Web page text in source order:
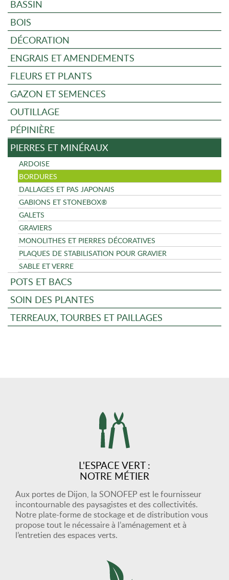
BASSIN
BOIS
DÉCORATION
ENGRAIS ET AMENDEMENTS
FLEURS ET PLANTS
GAZON ET SEMENCES
OUTILLAGE
PÉPINIÈRE
PIERRES ET MINÉRAUX
ARDOISE
BORDURES
DALLAGES ET PAS JAPONAIS
GABIONS ET STONEBOX®
GALETS
GRAVIERS
MONOLITHES ET PIERRES DÉCORATIVES
PLAQUES DE STABILISATION POUR GRAVIER
SABLE ET VERRE
POTS ET BACS
SOIN DES PLANTES
TERREAUX, TOURBES ET PAILLAGES
L'ESPACE VERT :
NOTRE MÉTIER
Aux portes de Dijon, la SONOFEP est le fournisseur
incontournable des paysagistes et des collectivités.
Notre plate-forme de stockage et de distribution vous
propose tout le nécessaire à l’aménagement et à
l’entretien des espaces verts.